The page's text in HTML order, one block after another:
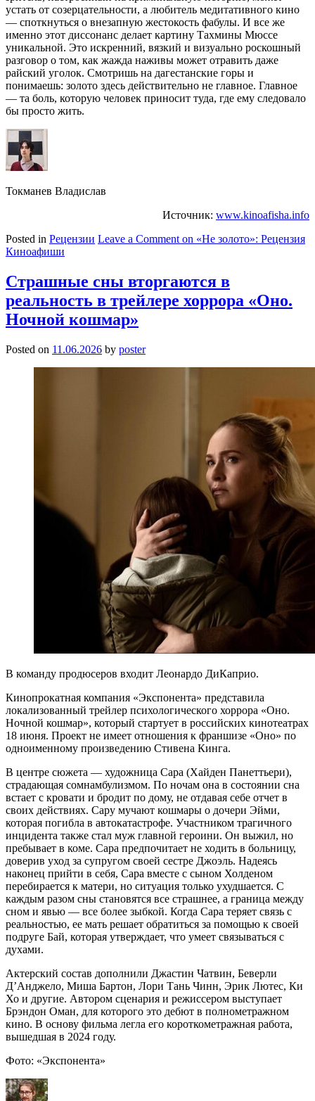
устать от созерцательности, а любитель медитативного кино
— споткнуться о внезапную жестокость фабулы. И все же
именно этот диссонанс делает картину Тахмины Мюссе
уникальной. Это искренний, вязкий и визуально роскошный
разговор о том, как жажда наживы может отравить даже
райский уголок. Смотришь на дагестанские горы и
понимаешь: золото здесь действительно не главное. Главное
— та боль, которую человек приносит туда, где ему следовало
бы просто жить.
Токманев Владислав
Источник: www.kinoafisha.info
Posted in Рецензии Leave a Comment on «Не золото»: Рецензия
Киноафиши
Страшные сны вторгаются в
реальность в трейлере хоррора «Оно.
Ночной кошмар»
Posted on 11.06.2026 by poster
В команду продюсеров входит Леонардо ДиКаприо.
Кинопрокатная компания «Экспонента» представила
локализованный трейлер психологического хоррора «Оно.
Ночной кошмар», который стартует в российских кинотеатрах
18 июня. Проект не имеет отношения к франшизе «Оно» по
одноименному произведению Стивена Кинга.
В центре сюжета — художница Сара (Хайден Панеттьери),
страдающая сомнамбулизмом. По ночам она в состоянии сна
встает с кровати и бродит по дому, не отдавая себе отчет в
своих действиях. Сару мучают кошмары о дочери Эйми,
которая погибла в автокатастрофе. Участником трагичного
инцидента также стал муж главной героини. Он выжил, но
пребывает в коме. Сара предпочитает не ходить в больницу,
доверив уход за супругом своей сестре Джоэль. Надеясь
наконец прийти в себя, Сара вместе с сыном Холденом
перебирается к матери, но ситуация только ухудшается. С
каждым разом сны становятся все страшнее, а граница между
сном и явью — все более зыбкой. Когда Сара теряет связь с
реальностью, ее мать решает обратиться за помощью к своей
подруге Бай, которая утверждает, что умеет связываться с
духами.
Актерский состав дополнили Джастин Чатвин, Беверли
Д’Анджело, Миша Бартон, Лори Тань Чинн, Эрик Лютес, Ки
Хо и другие. Автором сценария и режиссером выступает
Брэндон Оман, для которого это дебют в полнометражном
кино. В основу фильма легла его короткометражная работа,
вышедшая в 2024 году.
Фото: «Экспонента»